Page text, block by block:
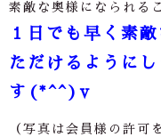
素敵な奥様になられる
１日でも早く素
ただけるように
す(*^^)v
（写真は会員様の許可